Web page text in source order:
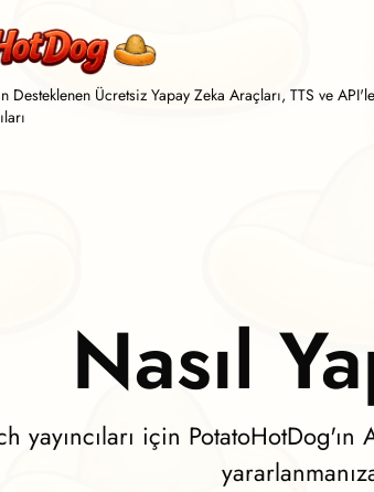
Desteklenen Ücretsiz Yapay Zeka Araçları, TTS ve
Nasıl
yayıncıları için